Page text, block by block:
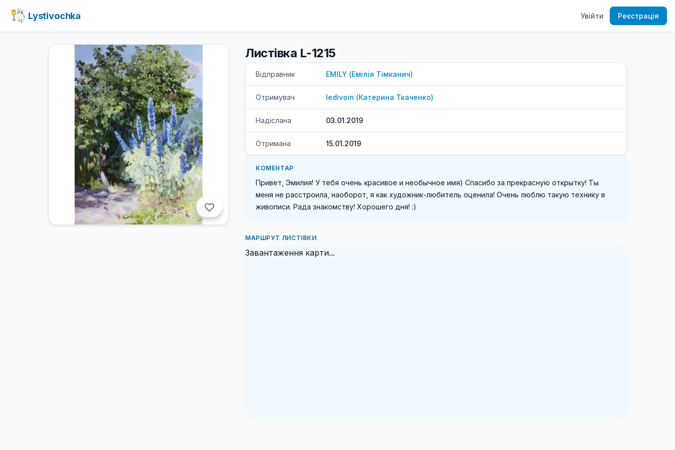
Lystivochka Увійти Реєстрація
Листівка L-1215
Відправник EMILY (Емілія Тімканич)
Отримувач ledivoin (Катерина Ткаченко)
Надіслана 03.01.2019
Отримана 15.01.2019
КОМЕНТАР
Привет, Эмилия! У тебя очень красивое и необычное имя) Спасибо за прекрасную открытку! Ты
меня не расстроила, наоборот, я как художник-любитель оценила! Очень люблю такую технику в
живописи. Рада знакомству! Хорошего дня! :)
МАРШРУТ ЛИСТІВКИ
Завантаження карти...